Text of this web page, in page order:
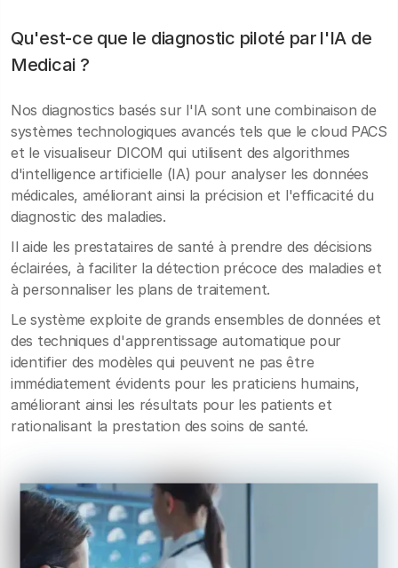
Qu'est-ce que le diagnostic piloté par l'IA de
Medicai ?
Nos diagnostics basés sur l'IA sont une combinaison de
systèmes technologiques avancés tels que le cloud PACS
et le visualiseur DICOM qui utilisent des algorithmes
d'intelligence artificielle (IA) pour analyser les données
médicales, améliorant ainsi la précision et l'efficacité du
diagnostic des maladies.
Il aide les prestataires de santé à prendre des décisions
éclairées, à faciliter la détection précoce des maladies et
à personnaliser les plans de traitement.
Le système exploite de grands ensembles de données et
des techniques d'apprentissage automatique pour
identifier des modèles qui peuvent ne pas être
immédiatement évidents pour les praticiens humains,
améliorant ainsi les résultats pour les patients et
rationalisant la prestation des soins de santé.